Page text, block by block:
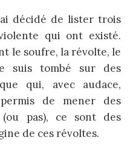
décidé de lister trois
qui ont existé.
le soufre, la révolte, le
suis tombé sur des
qui, avec audace,
de mener des
(ou pas), ce sont des
de ces révoltes.